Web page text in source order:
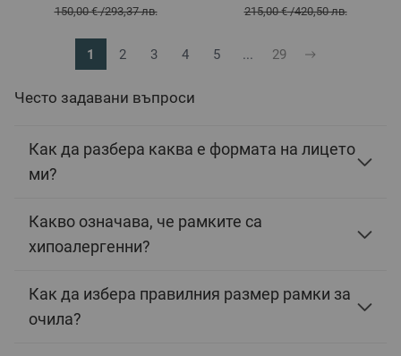
150,00 €/293,37 лв.
215,00 €/420,50 лв.
В момента четете страница
1 Страница
2 Страница
3 Страница
4 Страница
5 ... Страница
29
Често задавани въпроси
Как да разбера каква е формата на лицето
ми?
Какво означава, че рамките са
хипоалергенни?
Как да избера правилния размер рамки за
очила?